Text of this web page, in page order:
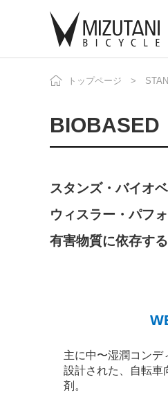
トップページ
BIOBASED
スタンズ・バイオ
ウィスラー・パフ
有害物質に依存す
主に中〜湿潤コンデ
設計された、自転車
剤。